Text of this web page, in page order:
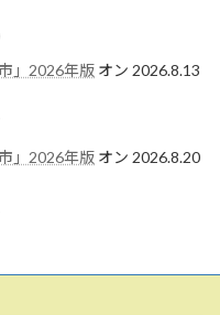
」2026年版 オン 2026.8.13
」2026年版 オン 2026.8.20